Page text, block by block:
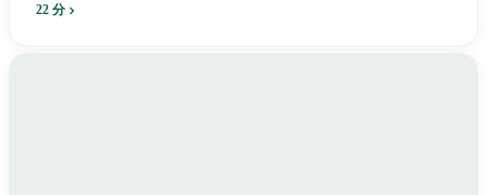
清は下樹林に大東路・大南路・大西路・大北路という四本の整然
22 分